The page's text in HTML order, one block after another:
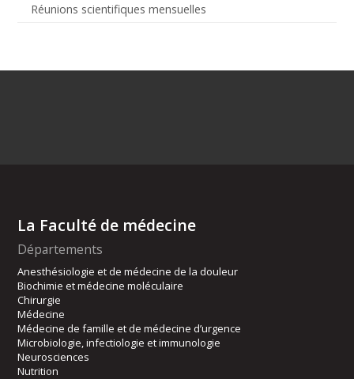
Réunions scientifiques mensuelles
La Faculté de médecine
Départements
Anesthésiologie et de médecine de la douleur
Biochimie et médecine moléculaire
Chirurgie
Médecine
Médecine de famille et de médecine d’urgence
Microbiologie, infectiologie et immunologie
Neurosciences
Nutrition